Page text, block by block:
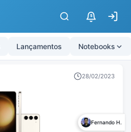
$
Lançamentos Notebooks
28/02/2023
Fernando H.